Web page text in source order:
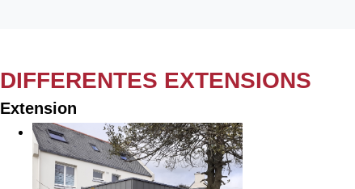
DIFFERENTES EXTENSIONS
Extension